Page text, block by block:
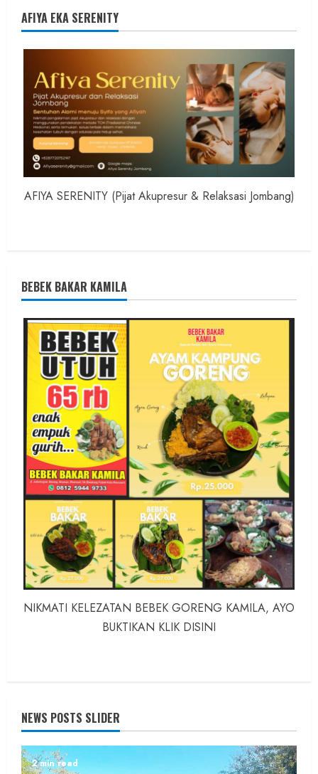
AFIYA EKA SERENITY
AFIYA SERENITY (Pijat Akupresur & Relaksasi Jombang)
BEBEK BAKAR KAMILA
NIKMATI KELEZATAN BEBEK GORENG KAMILA, AYO
BUKTIKAN KLIK DISINI
NEWS POSTS SLIDER
2 min read